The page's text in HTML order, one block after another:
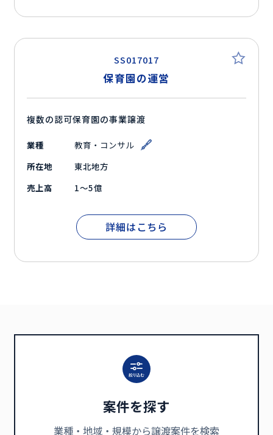
SS017017
保育園の運営
複数の認可保育園の事業譲渡
業種
教育・コンサル
所在地
東北地方
売上高
1～5億
詳細はこちら
案件を探す
業種・地域・規模から譲渡案件を検索